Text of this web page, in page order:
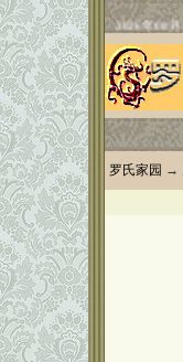
罗氏家园 →